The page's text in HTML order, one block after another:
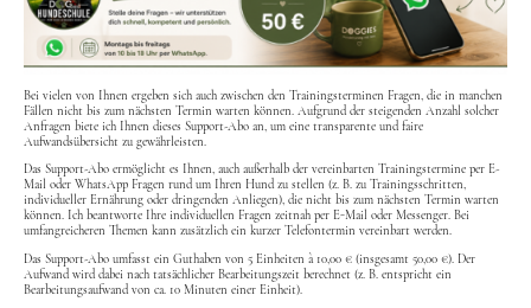
Bei vielen von Ihnen ergeben sich auch zwischen den Trainingsterminen Fragen, die in manchen
Fällen nicht bis zum nächsten Termin warten können. Aufgrund der steigenden Anzahl solcher
Anfragen biete ich Ihnen dieses Support-Abo an, um eine transparente und faire
Aufwandsübersicht zu gewährleisten.
Das Support-Abo ermöglicht es Ihnen, auch außerhalb der vereinbarten Trainingstermine per E-
Mail oder WhatsApp Fragen rund um Ihren Hund zu stellen (z. B. zu Trainingsschritten,
individueller Ernährung oder dringenden Anliegen), die nicht bis zum nächsten Termin warten
können. Ich beantworte Ihre individuellen Fragen zeitnah per E-Mail oder Messenger. Bei
umfangreicheren Themen kann zusätzlich ein kurzer Telefontermin vereinbart werden.
Das Support-Abo umfasst ein Guthaben von 5 Einheiten à 10,00 € (insgesamt 50,00 €). Der
Aufwand wird dabei nach tatsächlicher Bearbeitungszeit berechnet (z. B. entspricht ein
Bearbeitungsaufwand von ca. 10 Minuten einer Einheit).